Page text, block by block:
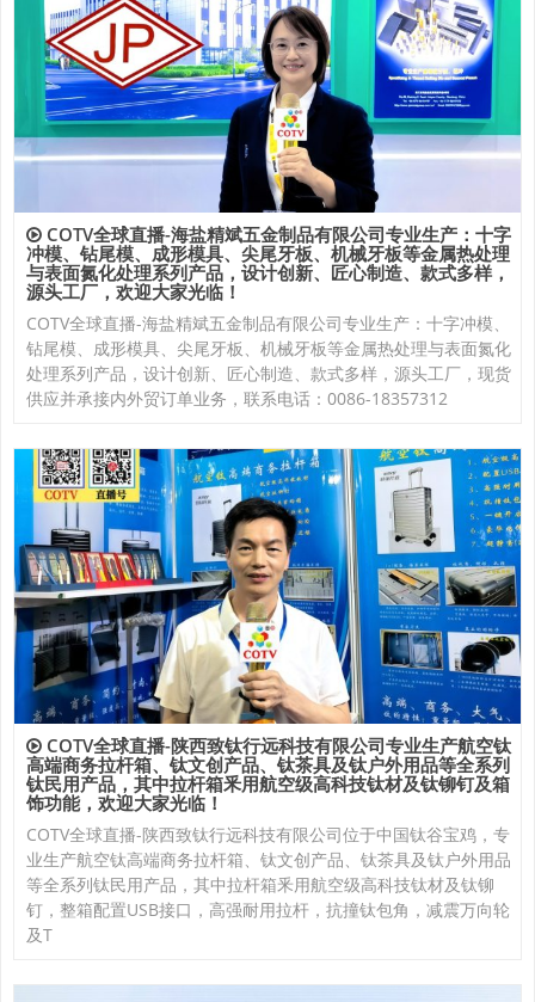
COTV全球直播-海盐精斌五金制品有限公司专业生产：十字
冲模、钻尾模、成形模具、尖尾牙板、机械牙板等金属热处理
与表面氮化处理系列产品，设计创新、匠心制造、款式多样，
源头工厂，欢迎大家光临！
COTV全球直播-海盐精斌五金制品有限公司专业生产：十字冲模、
钻尾模、成形模具、尖尾牙板、机械牙板等金属热处理与表面氮化
处理系列产品，设计创新、匠心制造、款式多样，源头工厂，现货
供应并承接内外贸订单业务，联系电话：0086-18357312
COTV全球直播-陕西致钛行远科技有限公司专业生产航空钛
高端商务拉杆箱、钛文创产品、钛茶具及钛户外用品等全系列
钛民用产品，其中拉杆箱釆用航空级高科技钛材及钛铆钉及箱
饰功能，欢迎大家光临！
COTV全球直播-陕西致钛行远科技有限公司位于中国钛谷宝鸡，专
业生产航空钛高端商务拉杆箱、钛文创产品、钛茶具及钛户外用品
等全系列钛民用产品，其中拉杆箱釆用航空级高科技钛材及钛铆
钉，整箱配置USB接口，高强耐用拉杆，抗撞钛包角，减震万向轮
及T